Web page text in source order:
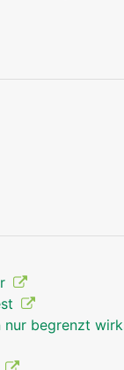
nur begrenzt